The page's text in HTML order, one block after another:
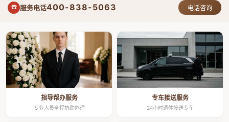
☎ 服务电话400-838-5063 电话咨询
指导帮办服务
专业人员全程协助办理
专车接送服务
24小时遗体接送专车